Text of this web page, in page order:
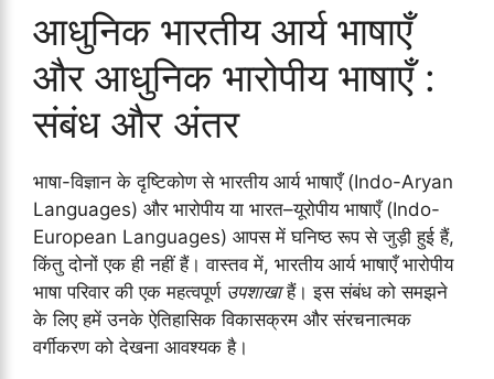
आधुनिक भारतीय आर्य भाषाएँ
और आधुनिक भारोपीय भाषाएँ :
संबंध और अंतर
भाषा-विज्ञान के दृष्टिकोण से भारतीय आर्य भाषाएँ (Indo-Aryan
Languages) और भारोपीय या भारत–यूरोपीय भाषाएँ (Indo-
European Languages) आपस में घनिष्ठ रूप से जुड़ी हुई हैं,
किंतु दोनों एक ही नहीं हैं। वास्तव में, भारतीय आर्य भाषाएँ भारोपीय
भाषा परिवार की एक महत्वपूर्ण उपशाखाहैं। इस संबंध को समझने
के लिए हमें उनके ऐतिहासिक विकासक्रम और संरचनात्मक
वर्गीकरण को देखना आवश्यक है।